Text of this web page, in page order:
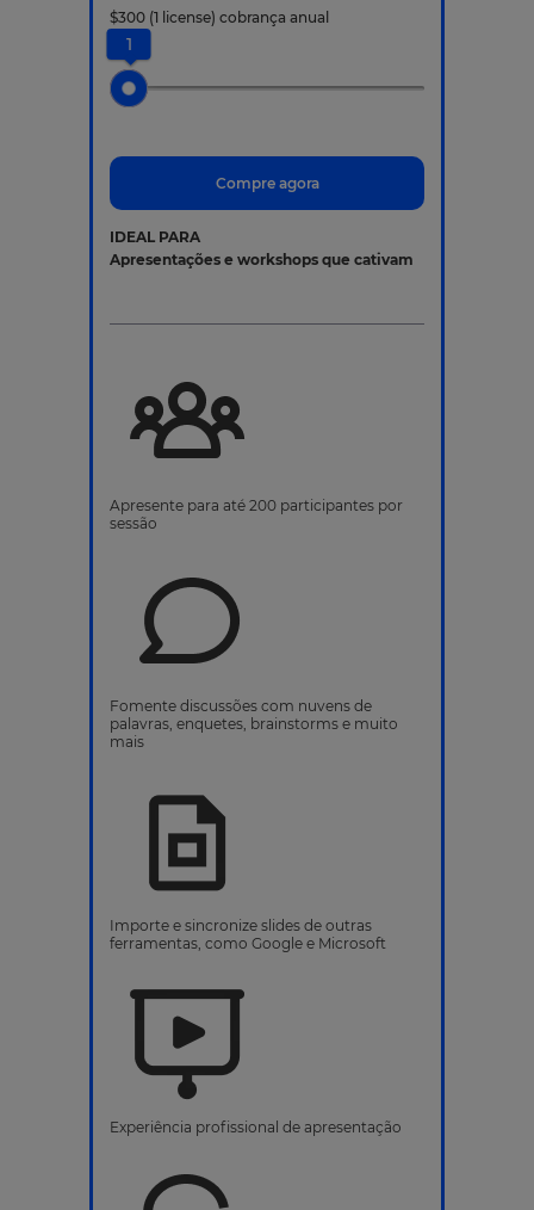
$300 (1 license) cobrança anual
1
Compre agora
IDEAL PARA
Apresentações e workshops que cativam
Apresente para até 200 participantes por
sessão
Fomente discussões com nuvens de
palavras, enquetes, brainstorms e muito
mais
Importe e sincronize slides de outras
ferramentas, como Google e Microsoft
Experiência profissional de apresentação